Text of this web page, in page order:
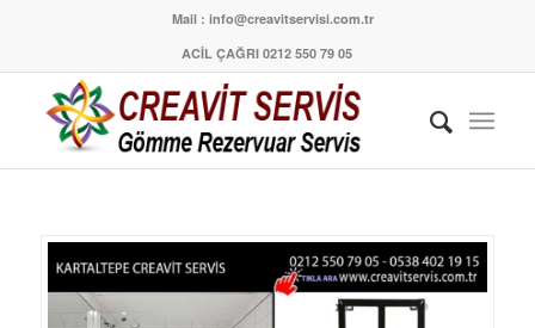
Mail : info@creavitservisi.com.tr
ACİL ÇAĞRI 0212 550 79 05